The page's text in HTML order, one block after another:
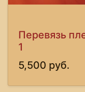
Перевязь
1
5,500 руб.